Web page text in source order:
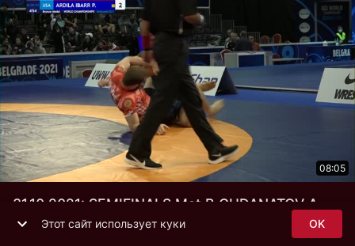
08:05
31.10.2021: SEMIFINALS Mat B GUDANATOV A.
(RWF) - ARDILA IBARR P. (USA)
Этот сайт использует куки OK